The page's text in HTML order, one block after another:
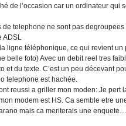
de l’occasion car un ordinateur qui
telephone ne sont pas
ligne téléphonique, ce qui revient
belle foto) Avec un debit reel tres
et du texte. C’est un peu décevant
telephone est hachée.
reussi a griller mon moden: Je pert
modem est HS. Ca semble etre
mais ca meriterais une enquete…